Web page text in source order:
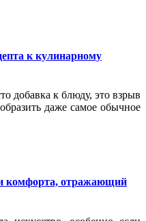
к кулинарному
добавка к блюду, это взрыв
даже самое обычное
комфорта, отражающий